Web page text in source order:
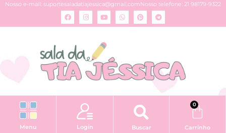
Nosso e-mail: suportesaladatiajessica@gmail.comNosso telefone: 21 98179-9322
Menu Login Buscar
0
Carrinho